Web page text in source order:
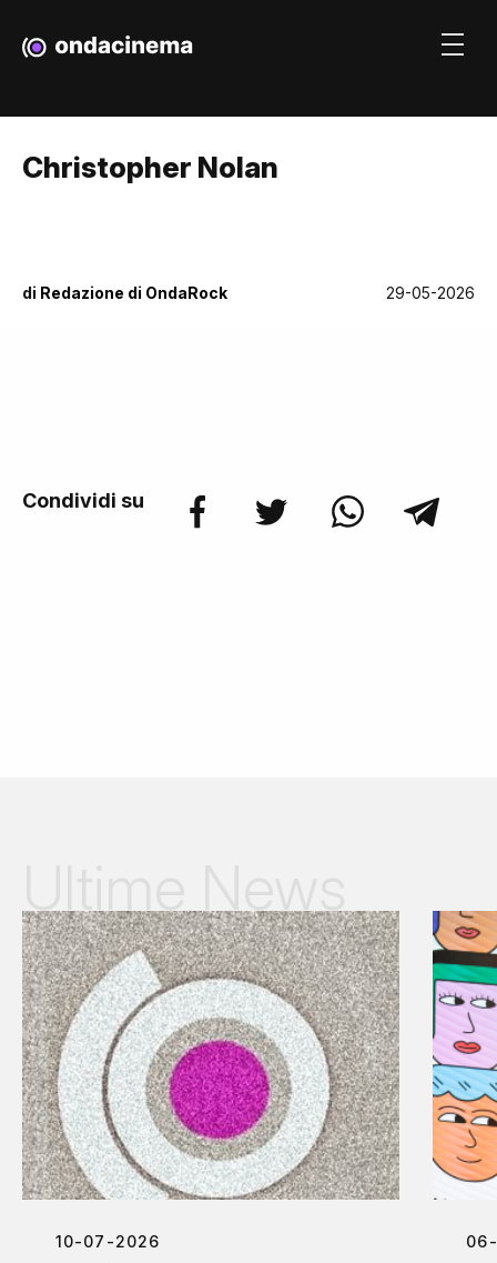
Christopher Nolan
di Redazione di OndaRock 29-05-2026
Condividi su
10-07-2026